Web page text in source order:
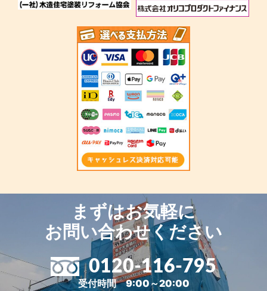
まずはお気軽に
お問い合わせください
0120-116-795
受付時間 9:00～20:00